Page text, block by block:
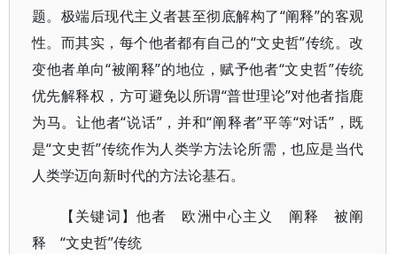
题。极端后现代主义者甚至彻底解构了“阐释”的客观
性。而其实，每个他者都有自己的“文史哲”传统。改
变他者单向“被阐释”的地位，赋予他者“文史哲”传统
优先解释权，方可避免以所谓“普世理论”对他者指鹿
为马。让他者“说话”，并和“阐释者”平等“对话”，既
是“文史哲”传统作为人类学方法论所需，也应是当代
人类学迈向新时代的方法论基石。
【关键词】他者 欧洲中心主义 阐释 被阐
释 “文史哲”传统